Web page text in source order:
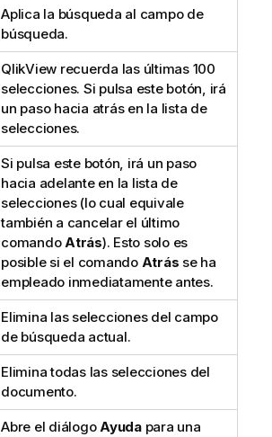
Aplica la búsqueda al campo de
búsqueda.
QlikView recuerda las últimas 100
selecciones. Si pulsa este botón, irá
un paso hacia atrás en la lista de
selecciones.
Si pulsa este botón, irá un paso
hacia adelante en la lista de
selecciones (lo cual equivale
también a cancelar el último
comandoAtrás). Esto solo es
posible si el comando Atrás se ha
empleado inmediatamente antes.
Elimina las selecciones del campo
de búsqueda actual.
Elimina todas las selecciones del
documento.
Abre el diálogoAyuda para una